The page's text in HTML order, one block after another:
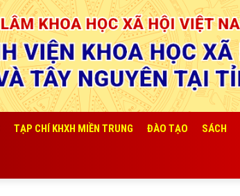
TẠP CHÍ KHXH MIỀN TRUNG ĐÀO TẠO SÁCH